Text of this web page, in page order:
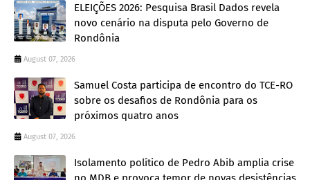
ELEIÇÕES 2026: Pesquisa Brasil Dados revela
novo cenário na disputa pelo Governo de
Rondônia
August 07, 2026
Samuel Costa participa de encontro do TCE-RO
sobre os desafios de Rondônia para os
próximos quatro anos
August 07, 2026
Isolamento político de Pedro Abib amplia crise